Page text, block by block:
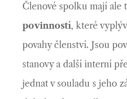
Členové spolku mají ale
povinností, které
povahy členství. Jsou
stanovy a další interní
jednat v souladu s jeho